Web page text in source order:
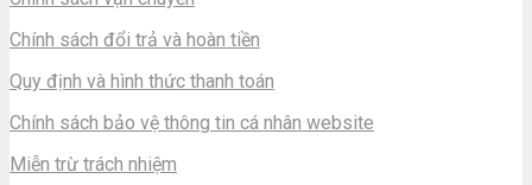
Chính sách đổi trả và hoàn tiền
Quy định và hình thức thanh toán
Chính sách bảo vệ thông tin cá nhân website
Miễn trừ trách nhiệm